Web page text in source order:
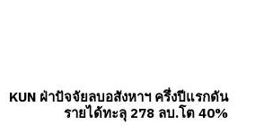
KUN ฝ่าปัจจัยลบอสังหาฯ ครึ่งปีแรกดัน
รายได้ทะลุ 278 ลบ.โต 40%